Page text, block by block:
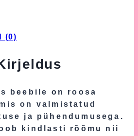
(0)
beebile on roosa
on valmistatud
ja pühendumusega.
kindlasti rõõmu nii